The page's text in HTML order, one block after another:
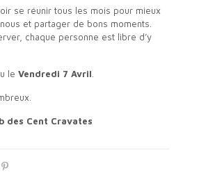
se réunir tous les mois pour mieux
et partager de bons moments.
chaque personne est libre d’y
le Vendredi 7 Avril
des Cent Cravates